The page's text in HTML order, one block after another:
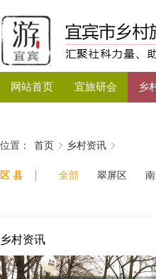
网站首页 宜旅研会 乡
位置： 首页 乡村资讯
区 县 全部 翠屏区
乡村资讯